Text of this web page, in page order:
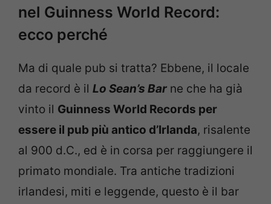
nel Guinness World Record:
ecco perché
Ma di quale pub si tratta? Ebbene, il locale
da record è il Lo Sean’s Bar ne che ha già
vinto il Guinness World Records per
essere il pub più antico d’Irlanda, risalente
al 900 d.C., ed è in corsa per raggiungere il
primato mondiale. Tra antiche tradizioni
irlandesi, miti e leggende, questo è il bar